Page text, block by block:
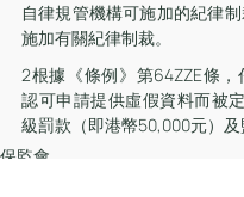
自律規管機構可施加的紀律
施加有關紀律制裁。
2根據《條例》第64ZZE條
認可申請提供虛假資料而被
級罰款（即港幣50,000元）及
保監會